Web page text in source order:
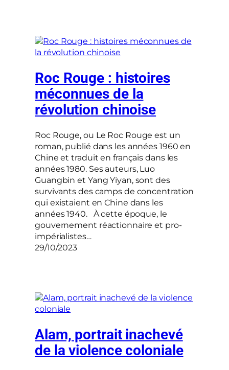
Roc Rouge : histoires
méconnues de la
révolution chinoise
Roc Rouge, ou Le Roc Rouge est un
roman, publié dans les années 1960 en
Chine et traduit en français dans les
années 1980. Ses auteurs, Luo
Guangbin et Yang Yiyan, sont des
survivants des camps de concentration
qui existaient en Chine dans les
années 1940. À cette époque, le
gouvernement réactionnaire et pro-
impérialistes…
29/10/2023
Alam, portrait inachevé
de la violence coloniale